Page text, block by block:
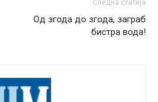
Следна статија
Од згода до згода, заграб
бистра вода!